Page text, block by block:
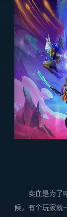
卖血是为了啥
候，有个玩家就